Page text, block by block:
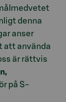
denna
anser
att använda
är rättvis
på S-